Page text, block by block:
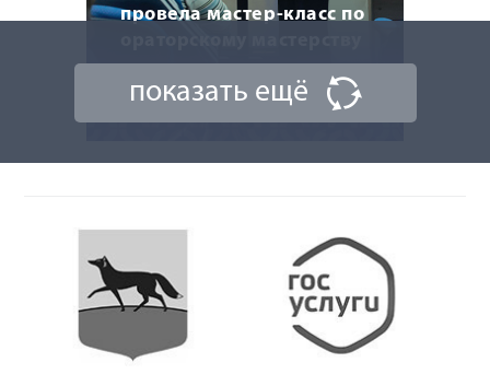
провела мастер-класс по
20 марта 2026
показать ещё